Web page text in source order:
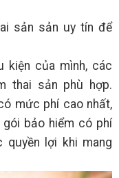
sản sản uy tín để
kiện của mình, các
thai sản phù hợp.
mức phí cao nhất,
bảo hiểm có phí
lợi khi mang